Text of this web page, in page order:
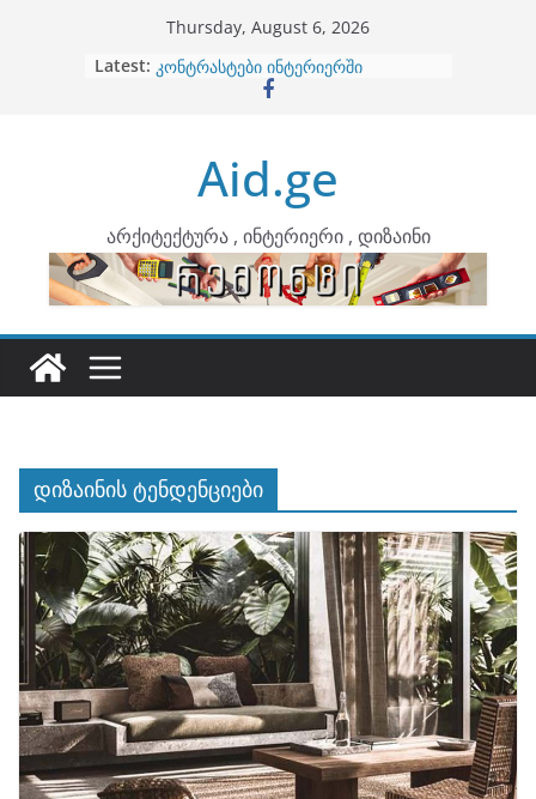
Thursday, August 6, 2026
Latest: ბინების გაერთიანება
კონტრასტები ინტერიერში
ინტერიერის დიზიანი
არტემიდი წარმოგიდგენთ
Aid.ge
არქიტექტურა , ინტერიერი , დიზაინი
დიზაინის ტენდენციები